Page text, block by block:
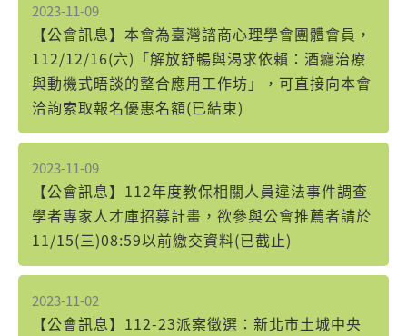
2023-11-09
【公會訊息】本會為臺灣諮商心理學會團體會員，
112/12/16(六)「解放舒暢與渴求依賴：酒癮治療
與動機式晤談的整合應用工作坊」，可直接向本會
洽詢索取報名優惠名額(已結束)
2023-11-09
【公會訊息】112年度教保相關人員違法事件調查
學者專家人才庫招募計畫，欲參與公會推薦者請於
11/15(三)08:59以前繳交資料(已截止)
2023-11-02
【公會訊息】112-23派案徵選：新北市土城中央